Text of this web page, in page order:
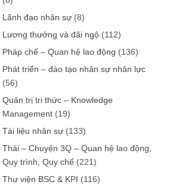
Lãnh đạo nhân sự (8)
Lương thưởng và đãi ngộ (112)
Pháp chế – Quan hệ lao động (136)
Phát triển – đào tạo nhân sự nhân lực
(56)
Quản trị tri thức – Knowledge
Management (19)
Tài liệu nhân sự (133)
Thải – Chuyện 3Q – Quan hệ lao động,
Quy trình, Quy chế (221)
Thư viện BSC & KPI (116)